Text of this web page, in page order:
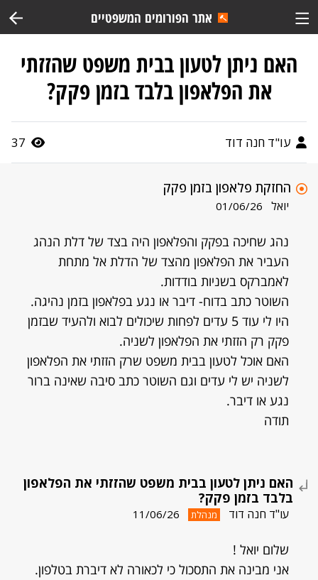
אתר הפורומים המשפטיים
האם ניתן לטעון בבית משפט שהזזתי
את הפלאפון בלבד בזמן פקק?
עו"ד חנה דוד 37
החזקת פלאפון בזמן פקק
יואל 01/06/26
נהג שחיכה בפקק והפלאפון היה בצד של דלת הנהג
העביר את הפלאפון מהצד של הדלת אל מתחת
לאמברקס בשניות בודדות.
השוטר כתב בדוח- דיבר או נגע בפלאפון בזמן נהיגה.
היו לי עוד 5 עדים לפחות שיכולים לבוא ולהעיד שבזמן
פקק רק הזזתי את הפלאפון לשניה.
האם אוכל לטעון בבית משפט שרק הזזתי את הפלאפון
לשניה יש לי עדים וגם השוטר כתב סיבה שאינה ברור
נגע או דיבר.
תודה
האם ניתן לטעון בבית משפט שהזזתי את הפלאפון
בלבד בזמן פקק?
עו"ד חנה דוד מנהלת 11/06/26
שלום יואל !
אני מבינה את התסכול כי לכאורה לא דיברת בטלפון.